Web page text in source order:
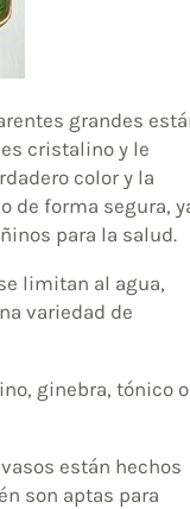
grandes
cristalino y le
color y la
de forma segura,
para la salud.
se limitan al agua,
variedad de
ginebra, tónico o
están hechos
son aptas para